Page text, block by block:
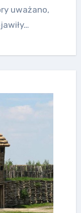
uważano,